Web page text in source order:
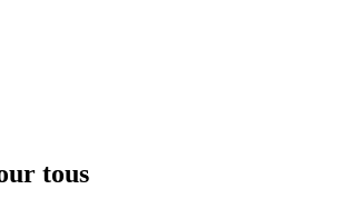
tous